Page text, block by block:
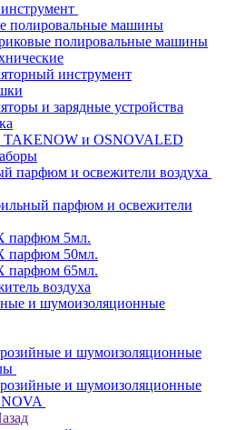
полировальные машины
полировальные машины
инструмент
и зарядные устройства
TAKENOW и OSNOVALED
парфюм и освежители воздуха
парфюм и освежители
парфюм 5мл.
парфюм 50мл.
парфюм 65мл.
воздуха
и шумоизоляционные
и шумоизоляционные
и шумоизоляционные